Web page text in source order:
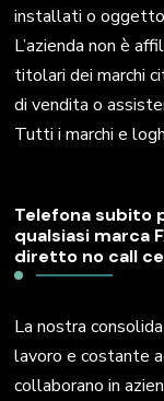
installati o
L’azienda non è
titolari dei marchi
di vendita o
Tutti i marchi e
Telefona subito
qualsiasi marca
diretto no call
La nostra
lavoro e costante
collaborano in